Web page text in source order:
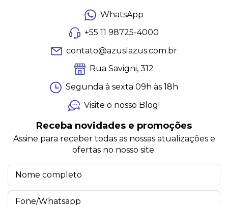
WhatsApp
+55 11 98725-4000
contato@azuslazus.com.br
Rua Savigni, 312
Segunda à sexta 09h às 18h
Visite o nosso Blog!
Receba novidades e promoções
Assine para receber todas as nossas atualizações e
ofertas no nosso site.